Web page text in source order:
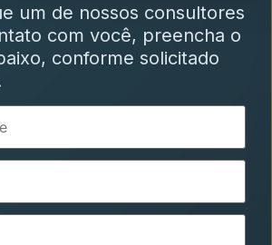
um de nossos consultores
com você, preencha o
conforme solicitado